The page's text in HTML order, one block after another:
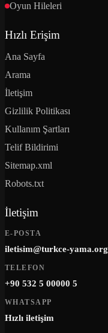
Oyun Hileleri
Hızlı Erişim
Ana Sayfa
Arama
İletişim
Gizlilik Politikası
Kullanım Şartları
Telif Bildirimi
Sitemap.xml
Robots.txt
İletişim
E-POSTA
iletisim@turkce-yama.org
TELEFON
+90 532 5 00000 5
WHATSAPP
Hızlı iletişim